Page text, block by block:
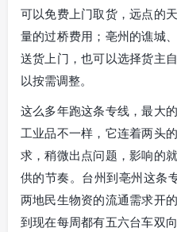
可以免费上门取货，远点的
量的过桥费用；亳州的谯城
送货上门，也可以选择货主
以按需调整。
这么多年跑这条专线，最大
工业品不一样，它连着两头
求，稍微出点问题，影响的
供的节奏。台州到亳州这条
两地民生物资的流通需求开
到现在每周都有五六台车双